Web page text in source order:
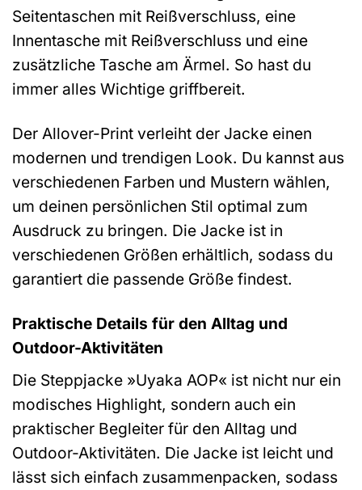
Seitentaschen mit Reißverschluss, eine
Innentasche mit Reißverschluss und eine
zusätzliche Tasche am Ärmel. So hast du
immer alles Wichtige griffbereit.
Der Allover-Print verleiht der Jacke einen
modernen und trendigen Look. Du kannst aus
verschiedenen Farben und Mustern wählen,
um deinen persönlichen Stil optimal zum
Ausdruck zu bringen. Die Jacke ist in
verschiedenen Größen erhältlich, sodass du
garantiert die passende Größe findest.
Praktische Details für den Alltag und
Outdoor-Aktivitäten
Die Steppjacke »Uyaka AOP« ist nicht nur ein
modisches Highlight, sondern auch ein
praktischer Begleiter für den Alltag und
Outdoor-Aktivitäten. Die Jacke ist leicht und
lässt sich einfach zusammenpacken, sodass